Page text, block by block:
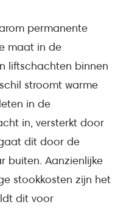
permanente
maat in de
liftschachten binnen
stroomt warme
in de
in, versterkt door
dit door de
buiten. Aanzienlijke
stookkosten zijn het
dit voor